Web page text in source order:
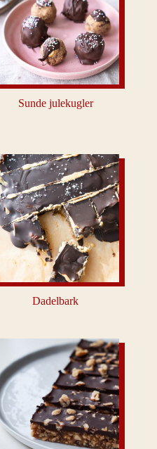
Sunde julekugler
Dadelbark